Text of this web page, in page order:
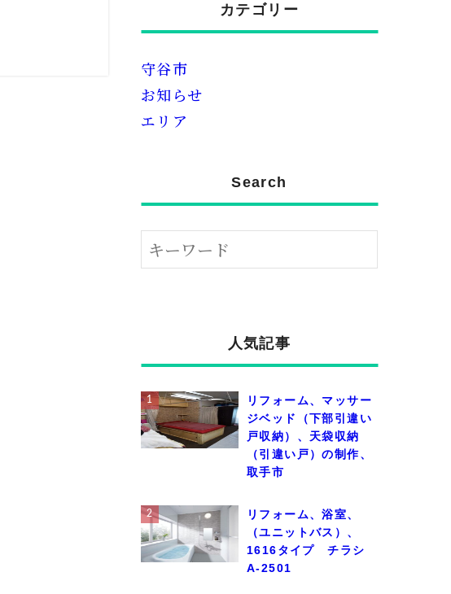
カテゴリー
守谷市
お知らせ
エリア
Search
人気記事
リフォーム、マッサー
ジベッド（下部引違い
戸収納）、天袋収納
（引違い戸）の制作、
取手市
リフォーム、浴室、
（ユニットバス）、
1616タイプ チラシ
A-2501